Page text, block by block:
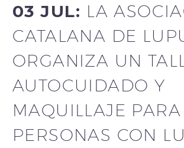
03 JUL: LA
CATALANA DE
ORGANIZA UN
AUTOCUIDADO Y
MAQUILLAJE PARA
PERSONAS CON